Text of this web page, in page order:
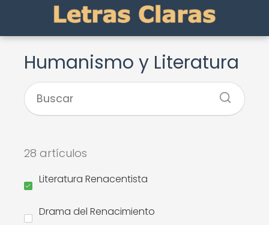
Humanismo y Literatura
28 artículos
Literatura Renacentista
Drama del Renacimiento